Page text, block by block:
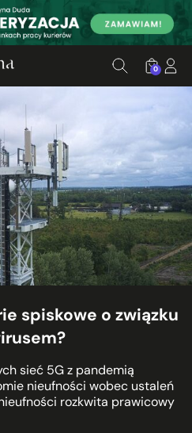
0
spiskowe o związku
sieć 5G z pandemią
nieufności wobec ustaleń
rozkwita prawicowy